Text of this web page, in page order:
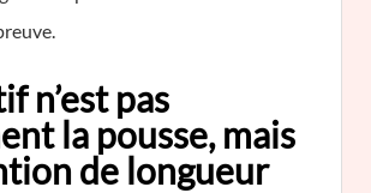
n’est pas
la pousse, mais
de longueur